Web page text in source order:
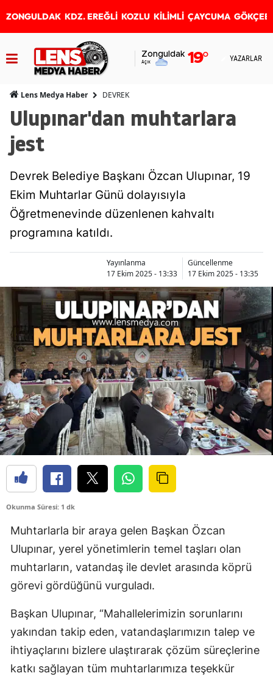
ZONGULDAK KDZ. EREĞLİ KOZLU KİLİMLİ ÇAYCUMA
Zonguldak
Açık 19° YAZARLAR
Lens Medya Haber DEVREK
Ulupınar'dan muhtarlara
jest
Devrek Belediye Başkanı Özcan Ulupınar, 19
Ekim Muhtarlar Günü dolayısıyla
Öğretmenevinde düzenlenen kahvaltı
programına katıldı.
Yayınlanma
17 Ekim 2025 - 13:33
Güncellenme
17 Ekim 2025 - 13:35
Okunma Süresi: 1 dk
Muhtarlarla bir araya gelen Başkan Özcan
Ulupınar, yerel yönetimlerin temel taşları olan
muhtarların, vatandaş ile devlet arasında köprü
görevi gördüğünü vurguladı.
Başkan Ulupınar, “Mahallelerimizin sorunlarını
yakından takip eden, vatandaşlarımızın talep ve
ihtiyaçlarını bizlere ulaştırarak çözüm süreçlerine
katkı sağlayan tüm muhtarlarımıza teşekkür